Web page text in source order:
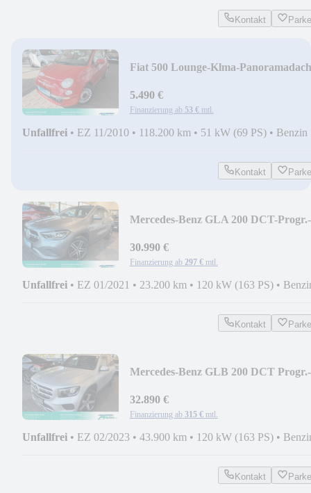
Kontakt
Fiat 500 Lounge-Klma-Panoramadach
5.490 €
Finanzierung ab 53 € mtl.
Unfallfrei • EZ 11/2010 • 118.200 km • 51 kW (69 PS) • Benzin
Kontakt
Mercedes-Benz GLA 200 DCT-Progr.-
30.990 €
Finanzierung ab 297 € mtl.
Unfallfrei • EZ 01/2021 • 23.200 km • 120 kW (163 PS) •
Kontakt
Mercedes-Benz GLB 200 DCT Progr.-
32.890 €
Finanzierung ab 315 € mtl.
Unfallfrei • EZ 02/2023 • 43.900 km • 120 kW (163 PS) •
Kontakt